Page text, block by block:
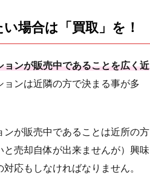
場合は「買取」を！
ョンが販売中であることを広く近
ョンは近隣の方で決まる事が多
が販売中であることは近所の方
売却自体が出来ませんが）興味
応もしなければなりません。